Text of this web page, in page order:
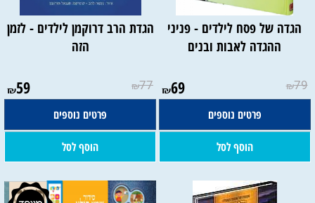
הגדה של פסח לילדים - פניני
ההגדה לאבות ובנים
₪79
₪69
פרטים נוספים
הוסף לסל
הגדת הרב דרוקמן לילדים - לזמן
הזה
₪77
₪59
פרטים נוספים
הוסף לסל